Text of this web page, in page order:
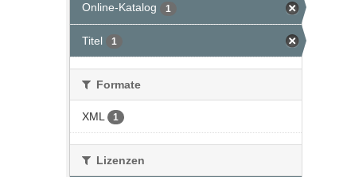
Online-Katalog 1
Titel 1
Formate
XML 1
Lizenzen